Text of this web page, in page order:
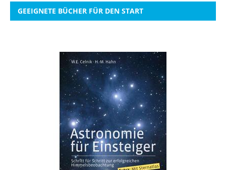
GEEIGNETE BÜCHER FÜR DEN START